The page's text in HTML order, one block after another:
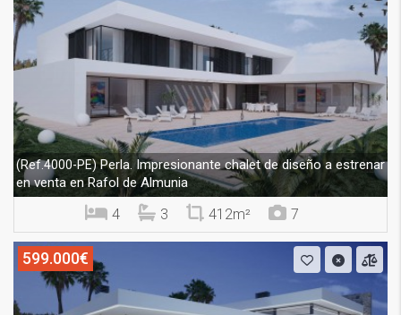
(Ref.4000-PE)Perla. Impresionante chalet de diseño a estrenar
en venta en Rafol de Almunia
4 3 412m² 7
599.000€